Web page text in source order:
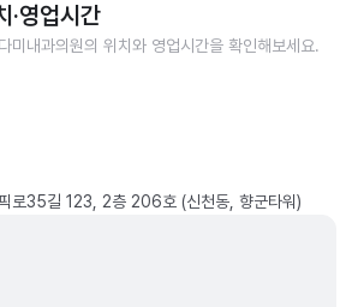
·영업시간
다미내과의원의 위치와 영업시간을 확인해보세요.
로35길 123, 2층 206호 (신천동, 향군타워)